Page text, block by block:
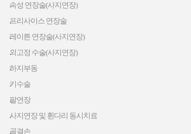
속성 연장술(사지연장)
프리사이스 연장술
레이튼 연장술(사지연장)
외고정 수술(사지연장)
하지부동
키수술
팔연장
사지연장 및 휜다리 동시치료
골결손